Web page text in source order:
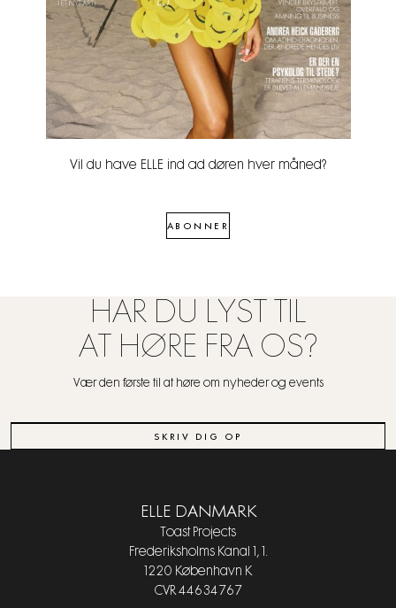
Vil du have ELLE ind ad døren hver måned?
ABONNER
HAR DU LYST TIL
AT HØRE FRA OS?
Vær den første til at høre om nyheder og events
SKRIV DIG OP
ELLE DANMARK
Toast Projects
Frederiksholms Kanal 1, 1.
1220 København K
CVR 44634767